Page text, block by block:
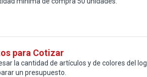
para Cotizar
la cantidad de artículos y de colores del
un presupuesto.